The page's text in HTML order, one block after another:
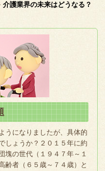
介護業界の未来はどうなる？
うになりましたが、具体的
しょうか？２０１５年に約
塊の世代（１９４７年～１
齢者（６５歳～７４歳）と